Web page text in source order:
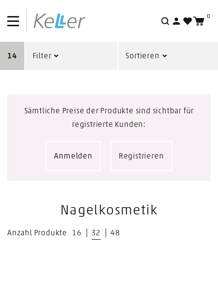
Suche
0
14 Filter Sortieren
Sämtliche Preise der Produkte sind sichtbar für
registrierte Kunden:
Anmelden Registrieren
Nagelkosmetik
Anzahl Produkte 16 32 48